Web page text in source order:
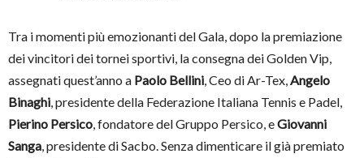
Tra i momenti più emozionanti del Gala, dopo la premiazione
dei vincitori dei tornei sportivi, la consegna dei Golden Vip,
assegnati quest’anno a Paolo Bellini, Ceo di Ar-Tex,Angelo
Binaghi, presidente della Federazione Italiana Tennis e Padel,
Pierino Persico, fondatore del Gruppo Persico, eGiovanni
Sanga, presidente di Sacbo. Senza dimenticare il già premiato